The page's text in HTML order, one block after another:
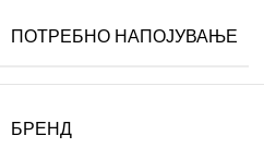
ПОТРЕБНО НАПОЈУВАЊЕ
БРЕНД